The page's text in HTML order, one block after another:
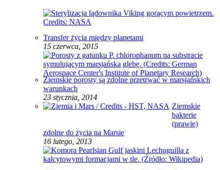
Transfer życia między planetami
15 czerwca, 2015
Ziemskie porosty są zdolne przetrwać w marsjańskich
warunkach
23 stycznia, 2014
Ziemskie
bakterie
(prawie)
zdolne do życia na Marsie
16 lutego, 2013